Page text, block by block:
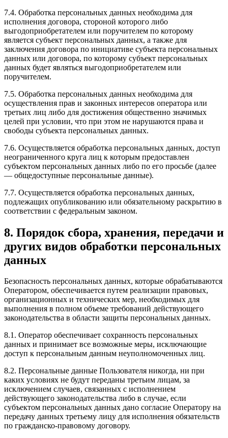
7.4. Обработка персональных данных необходима для
исполнения договора, стороной которого либо
выгодоприобретателем или поручителем по которому
является субъект персональных данных, а также для
заключения договора по инициативе субъекта персональных
данных или договора, по которому субъект персональных
данных будет являться выгодоприобретателем или
поручителем.
7.5. Обработка персональных данных необходима для
осуществления прав и законных интересов оператора или
третьих лиц либо для достижения общественно значимых
целей при условии, что при этом не нарушаются права и
свободы субъекта персональных данных.
7.6. Осуществляется обработка персональных данных, доступ
неограниченного круга лиц к которым предоставлен
субъектом персональных данных либо по его просьбе (далее
— общедоступные персональные данные).
7.7. Осуществляется обработка персональных данных,
подлежащих опубликованию или обязательному раскрытию в
соответствии с федеральным законом.
8. Порядок сбора, хранения, передачи и
других видов обработки персональных
данных
Безопасность персональных данных, которые обрабатываются
Оператором, обеспечивается путем реализации правовых,
организационных и технических мер, необходимых для
выполнения в полном объеме требований действующего
законодательства в области защиты персональных данных.
8.1. Оператор обеспечивает сохранность персональных
данных и принимает все возможные меры, исключающие
доступ к персональным данным неуполномоченных лиц.
8.2. Персональные данные Пользователя никогда, ни при
каких условиях не будут переданы третьим лицам, за
исключением случаев, связанных с исполнением
действующего законодательства либо в случае, если
субъектом персональных данных дано согласие Оператору на
передачу данных третьему лицу для исполнения обязательств
по гражданско-правовому договору.